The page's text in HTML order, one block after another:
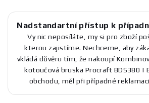
Nadstandartní přístup k
Vy nic neposíláte, my si pro zboží
kterou zajistíme. Nechceme, aby
vkládá důvěru tím, že nakoupí
kotoučová bruska Procraft BDS380 |
obchodu, měl při případné